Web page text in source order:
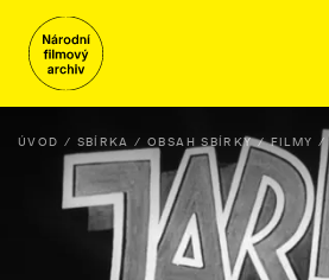
ÚVOD SBÍRKA OBSAH SBÍRKY FILMY